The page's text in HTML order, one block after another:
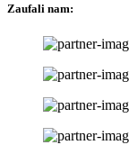
Zaufali nam: